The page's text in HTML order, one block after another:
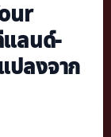
ลนด์-
ปลงจาก